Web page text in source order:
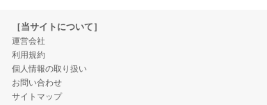
［当サイトについて］
運営会社
利用規約
個人情報の取り扱い
お問い合わせ
サイトマップ